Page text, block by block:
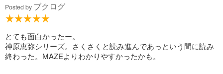
Posted by ブクログ
とても面白かったー。
神原恵弥シリーズ。さくさくと読み進んであっという間に読み
終わった。MAZEよりわかりやすかったかも。